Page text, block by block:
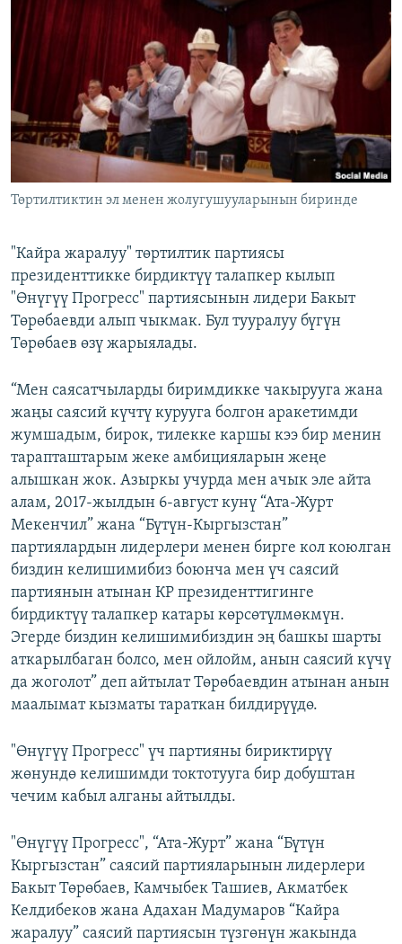
ЫҢГАЙСЫЗ СУРООЛОР
ОНЛАЙН ШЕРИНЕ
ЭЕ/АРнун бардык сайттары
Төртилтиктин эл менен жолугушууларынын биринде
"Кайра жаралуу" төртилтик партиясы
президенттикке бирдиктүү талапкер кылып
"Өнүгүү Прогресс" партиясынын лидери Бакыт
Төрөбаевди алып чыкмак. Бул тууралуу бүгүн
Төрөбаев өзү жарыялады.
“Мен саясатчыларды биримдикке чакырууга жана
жаңы саясий күчтү курууга болгон аракетимди
жумшадым, бирок, тилекке каршы кээ бир менин
тарапташтарым жеке амбицияларын жеңе
алышкан жок. Азыркы учурда мен ачык эле айта
алам, 2017-жылдын 6-август кунү “Ата-Журт
Мекенчил” жана “Бүтүн-Кыргызстан”
партиялардын лидерлери менен бирге кол коюлган
биздин келишимибиз боюнча мен үч саясий
партиянын атынан КР президенттигинге
бирдиктүү талапкер катары көрсөтүлмөкмүн.
Эгерде биздин келишимибиздин эң башкы шарты
аткарылбаган болсо, мен ойлойм, анын саясий күчү
да жоголот” деп айтылат Төрөбаевдин атынан анын
маалымат кызматы тараткан билдирүүдө.
"Өнүгүү Прогресс" үч партияны бириктирүү
жөнундө келишимди токтотууга бир добуштан
чечим кабыл алганы айтылды.
"Өнүгүү Прогресс", “Ата-Журт” жана “Бүтүн
Кыргызстан” саясий партияларынын лидерлери
Бакыт Төрөбаев, Камчыбек Ташиев, Акматбек
Келдибеков жана Адахан Мадумаров “Кайра
жаралуу” саясий партиясын түзгөнүн жакында